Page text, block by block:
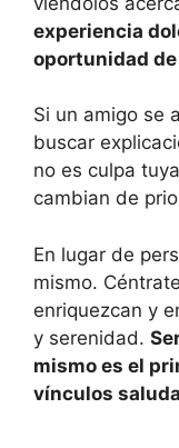
experiencia
oportunidad
Si un amigo se
buscar
no es culpa
cambian de
En lugar de
mismo.
enriquezcan y
y serenidad.
mismo es el
vínculos